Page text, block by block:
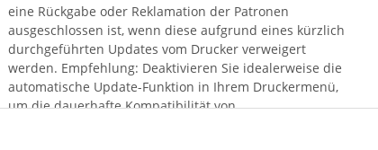
eine Rückgabe oder Reklamation der Patronen
ausgeschlossen ist, wenn diese aufgrund eines kürzlich
durchgeführten Updates vom Drucker verweigert
werden. Empfehlung: Deaktivieren Sie idealerweise die
automatische Update-Funktion in Ihrem Druckermenü,
um die dauerhafte Kompatibilität von